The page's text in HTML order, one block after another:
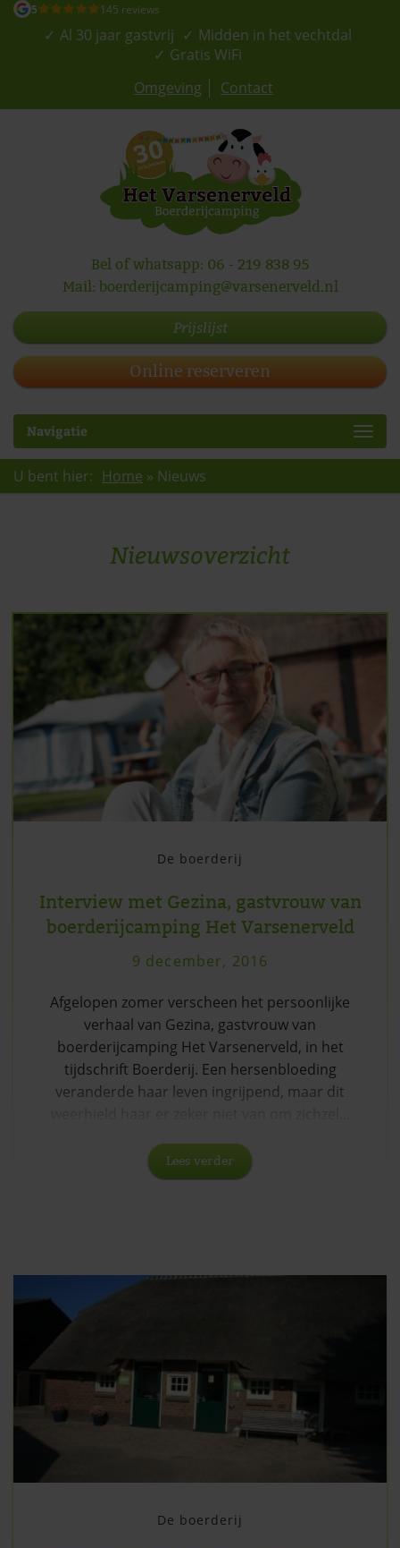
5 145 reviews
Al 30 jaar gastvrij
Midden in het vechtdal
Gratis WiFi
Omgeving
Contact
Bel of whatsapp: 06 - 219 838 95
Mail: boerderijcamping@varsenerveld.nl
Prijslijst
Online reserveren
Navigatie
U bent hier: Home » Nieuws
Nieuwsoverzicht
De boerderij
Interview met Gezina, gastvrouw van
boerderijcamping Het Varsenerveld
9 december, 2016
Afgelopen zomer verscheen het persoonlijke
verhaal van Gezina, gastvrouw van
boerderijcamping Het Varsenerveld, in het
tijdschrift Boerderij. Een hersenbloeding
veranderde haar leven ingrijpend, maar dit
Lees verder
De boerderij